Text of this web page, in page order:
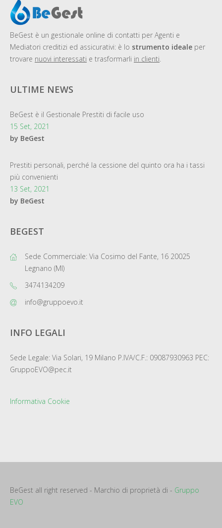
BeGest è un gestionale online di contatti per Agenti e
Mediatori creditizi ed assicurativi: è lo strumento ideale per
trovare nuovi interessati e trasformarli in clienti
ULTIME NEWS
BeGest è il Gestionale Prestiti di facile uso
15 Set, 2021
by BeGest
Prestiti personali, perché la cessione del quinto ora ha i tassi
più convenienti
13 Set, 2021
by BeGest
BEGEST
Sede Commerciale: Via Cosimo del Fante, 16 20025
Legnano (MI)
3474134209
info@gruppoevo.it
INFO LEGALI
Sede Legale: Via Solari, 19 Milano P.IVA/C.F.: 09087930963 PEC:
GruppoEVO@pec.it
Informativa Cookie
BeGest all right reserved - Marchio di proprietà di - Gruppo
EVO